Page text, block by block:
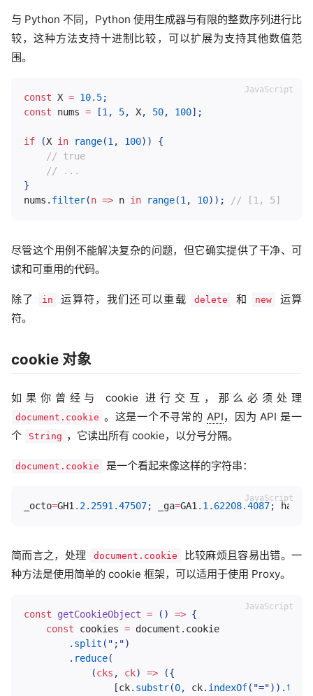
与 Python 不同，Python 使用生成器与有限的整数序列进行比
较，这种方法支持十进制比较，可以扩展为支持其他数值范
围。
const X = 10.5;
const nums = [1, 5, X, 50, 100] ;
if (X in range(1, 100) )
{
// true
// ...
}
nums . filter(n => n in range(1, 10) ) ; // [1, 5]
尽管这个用例不能解决复杂的问题，但它确实提供了干净、可
读和可重用的代码。
除了 in 运算符，我们还可以重载 delete 和 new
运算
符。
cookie 对象
如果你曾经与 cookie 进行交互，那么必须处理
document.cookie 。这是一个不寻常的 API，因为 API 是一
个
String ，它读出所有 cookie，以分号分隔。
document.cookie 是一个看起来像这样的字符串：
_octo=GH1 .2.2591 .47507; _ga=GA1 .1 .62208.4087;
简而言之，处理 document.cookie
比较麻烦且容易出错。一
种方法是使用简单的 cookie 框架，可以适用于使用 Proxy。
const getCookieObject = ( ) => {
const cookies = document . cookie
. split ( ";")
. reduce(
(cks , ck) => ({
[ck. substr(0, ck. indexOf( "=") ) .trim